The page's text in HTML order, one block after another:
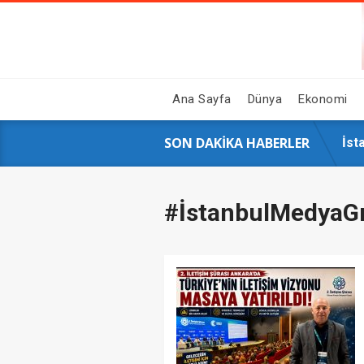
Ana Sayfa Dünya Ekonomi
SON DAKIKA HABERLER 16
AK